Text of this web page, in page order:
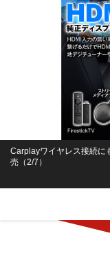
Carplayワイヤレス接続に
売（2/7）